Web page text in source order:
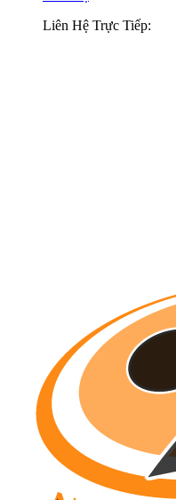
Liên Hệ Trực Tiếp: